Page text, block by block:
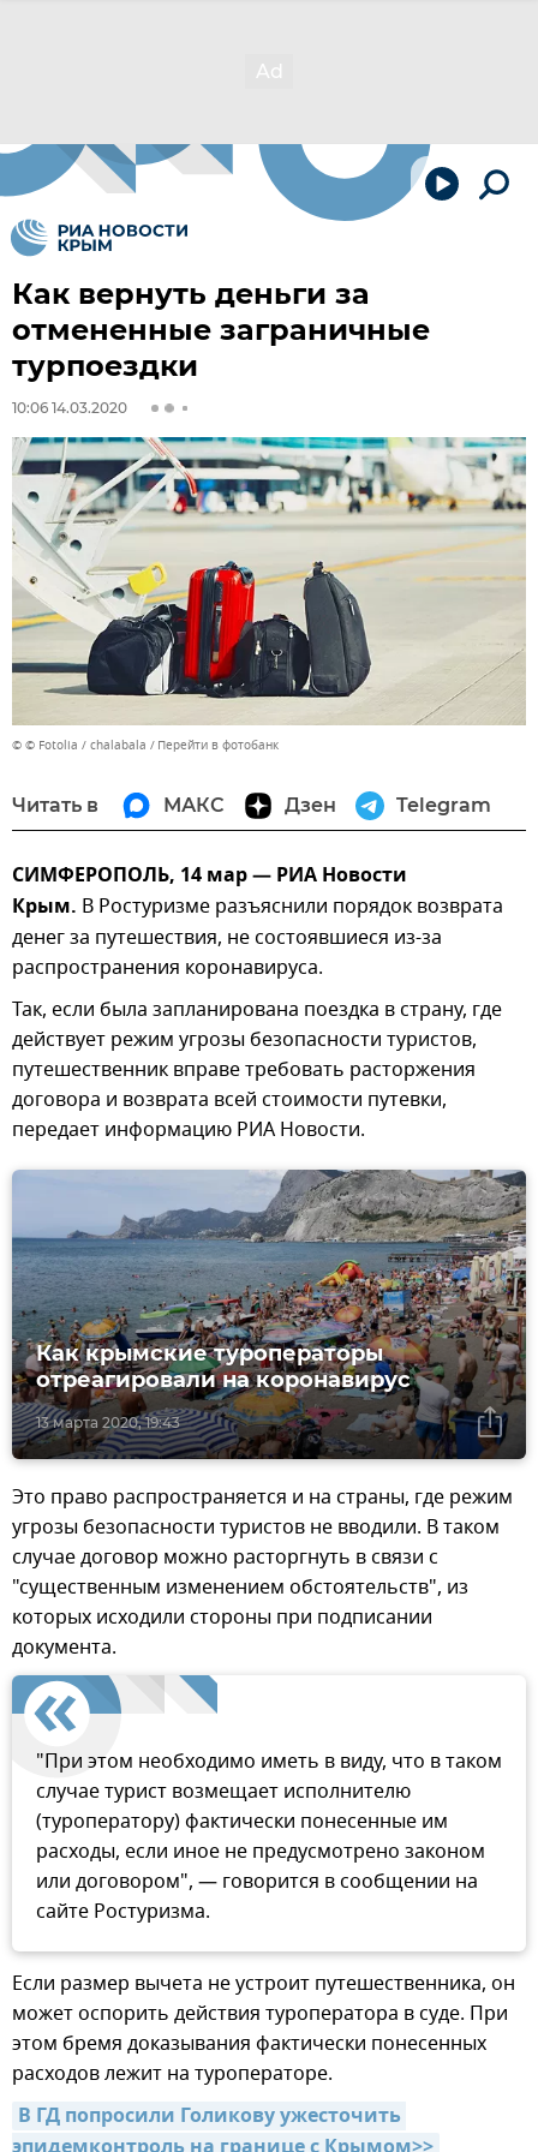
Как вернуть деньги за
отмененные заграничные
турпоездки
10:06 14.03.2020
© © Fotolia / chalabala Перейти в фотобанк
Читать в МАКС Дзен Telegram
СИМФЕРОПОЛЬ, 14 мар — РИА Новости
Крым. В Ростуризме разъяснили порядок возврата
денег за путешествия, не состоявшиеся из-за
распространения коронавируса.
Так, если была запланирована поездка в страну, где
действует режим угрозы безопасности туристов,
путешественник вправе требовать расторжения
договора и возврата всей стоимости путевки,
передает информацию РИА Новости.
13 марта 2020, 19:43
Как крымские туроператоры
отреагировали на коронавирус
Это право распространяется и на страны, где режим
угрозы безопасности туристов не вводили. В таком
случае договор можно расторгнуть в связи с
"существенным изменением обстоятельств", из
которых исходили стороны при подписании
документа.
"При этом необходимо иметь в виду, что в таком
случае турист возмещает исполнителю
(туроператору) фактически понесенные им
расходы, если иное не предусмотрено законом
или договором", — говорится в сообщении на
сайте Ростуризма.
Если размер вычета не устроит путешественника, он
может оспорить действия туроператора в суде. При
этом бремя доказывания фактически понесенных
расходов лежит на туроператоре.
В ГД попросили Голикову ужесточить